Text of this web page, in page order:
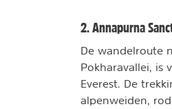
2. Annapurna
De wandelroute
Pokharavallei, is
Everest. De
alpenweiden,